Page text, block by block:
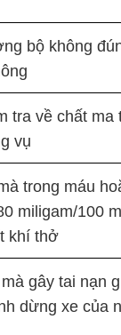
bộ không
tra về chất ma
vụ
trong máu
miligam/100
khí thở
gây tai nạn
dừng xe của